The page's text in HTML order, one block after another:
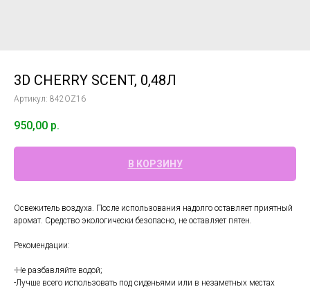
3D CHERRY SCENT, 0,48Л
Артикул: 842OZ16
950,00 р.
В КОРЗИНУ
Освежитель воздуха. После использования надолго оставляет приятный
аромат. Средство экологически безопасно, не оставляет пятен.
Рекомендации:
-Не разбавляйте водой;
-Лучше всего использовать под сиденьями или в незаметных местах